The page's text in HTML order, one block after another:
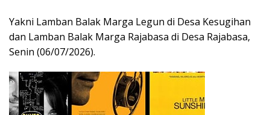
Yakni Lamban Balak Marga Legun di Desa Kesugihan
dan Lamban Balak Marga Rajabasa di Desa Rajabasa,
Senin (06/07/2026).